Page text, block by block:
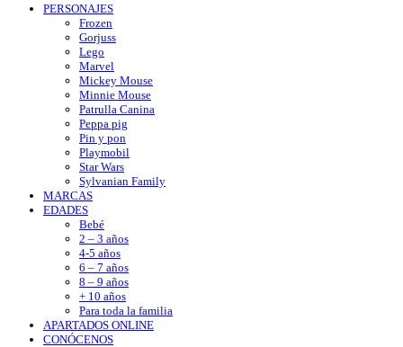
PERSONAJES
Frozen
Gorjuss
Lego
Marvel
Mickey Mouse
Minnie Mouse
Patrulla Canina
Peppa pig
Pin y pon
Playmobil
Star Wars
Sylvanian Family
MARCAS
EDADES
Bebé
2 – 3 años
4-5 años
6 – 7 años
8 – 9 años
+ 10 años
Para toda la familia
APARTADOS ONLINE
CONÓCENOS